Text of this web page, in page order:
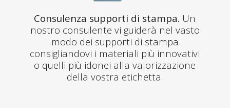
Consulenza supporti di stampa. Un
nostro consulente vi guiderà nel vasto
modo dei supporti di stampa
consigliandovi i materiali più innovativi
o quelli più idonei alla valorizzazione
della vostra etichetta.